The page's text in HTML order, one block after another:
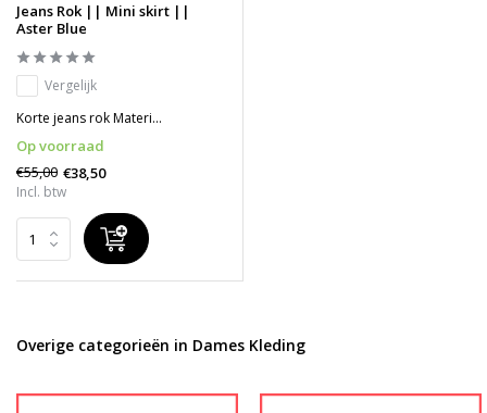
Jeans Rok || Mini skirt ||
Aster Blue
Vergelijk
Korte jeans rok Materi...
Op voorraad
€55,00 €38,50
Incl. btw
Overige categorieën in Dames Kleding